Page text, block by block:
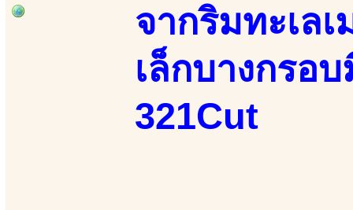
จากริมทะเล
เล็กบางกรอ
321Cut